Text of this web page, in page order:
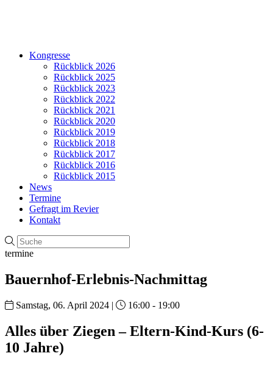
Kongresse
Rückblick 2026
Rückblick 2025
Rückblick 2023
Rückblick 2022
Rückblick 2021
Rückblick 2020
Rückblick 2019
Rückblick 2018
Rückblick 2017
Rückblick 2016
Rückblick 2015
News
Termine
Gefragt im Revier
Kontakt
termine
Bauernhof-Erlebnis-Nachmittag
Samstag, 06. April 2024 | 16:00 - 19:00
Alles über Ziegen – Eltern-Kind-Kurs (6-
10 Jahre)